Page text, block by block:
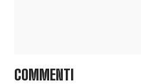
COMMENTI